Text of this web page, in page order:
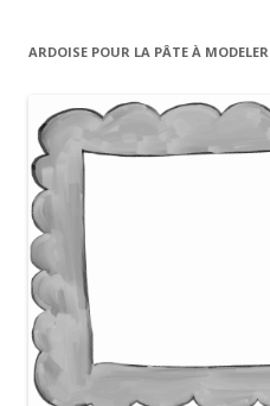
h
h
e
r
ARDOISE POUR LA PÂTE À MODELER